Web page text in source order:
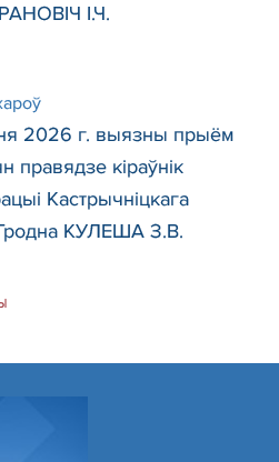
І.Ч.
2026 г. выязны прыём
правядзе кіраўнік
Кастрычніцкага
КУЛЕША З.В.